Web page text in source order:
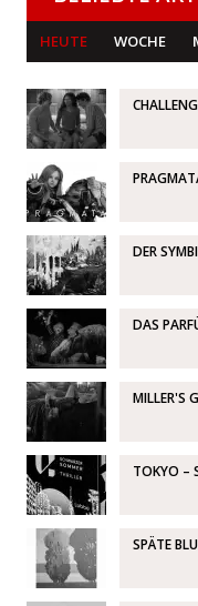
HEUTE WOCHE
DER
DAS
MILLER'S
TOKYO –
SPÄTE